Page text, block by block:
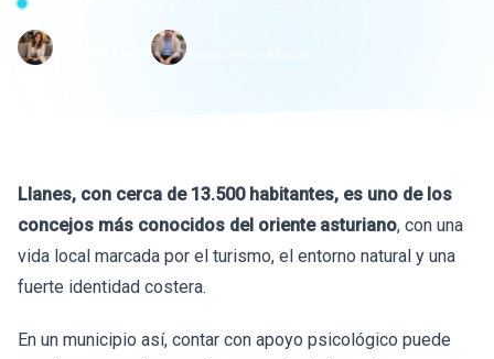
Actualizado hace 64 días · 4 de junio de 2026
Llanes, con cerca de 13.500 habitantes, es uno de los
concejos más conocidos del oriente asturiano, con una
vida local marcada por el turismo, el entorno natural y una
fuerte identidad costera.
En un municipio así, contar con apoyo psicológico puede